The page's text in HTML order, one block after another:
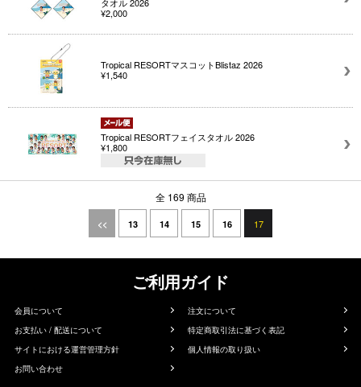
¥2,000
Tropical RESORTマスコットBlistaz 2026
¥1,540
Tropical RESORTフェイスタオル 2026
¥1,800
全 169 商品
<< 13 14 15 16 17
ご利用ガイド
会員について
注文について
お支払い / 配送について
特定商取引法に基づく表記
サイトにおける運営管理方針
個人情報の取り扱い
お問い合わせ